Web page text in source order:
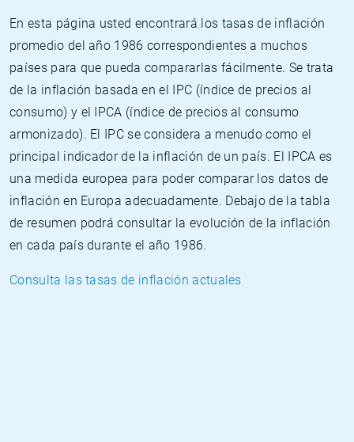
En esta página usted encontrará los tasas de inflación
promedio del año 1986 correspondientes a muchos
países para que pueda compararlas fácilmente. Se trata
de la inflación basada en el IPC (índice de precios al
consumo) y el IPCA (índice de precios al consumo
armonizado). El IPC se considera a menudo como el
principal indicador de la inflación de un país. El IPCA es
una medida europea para poder comparar los datos de
inflación en Europa adecuadamente. Debajo de la tabla
de resumen podrá consultar la evolución de la inflación
en cada país durante el año 1986.
Consulta las tasas de inflación actuales